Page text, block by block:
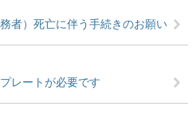
者）死亡に伴う手続きのお願い
レートが必要です